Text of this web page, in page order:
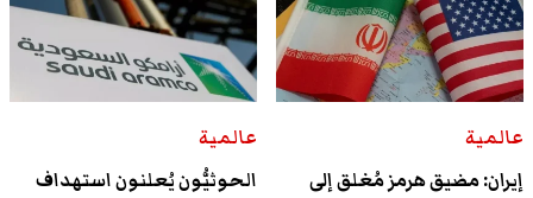
عالمية
إيران: مضيق هرمز مُغلق إلى
عالمية
الحوثيُّون يُعلنون استهداف